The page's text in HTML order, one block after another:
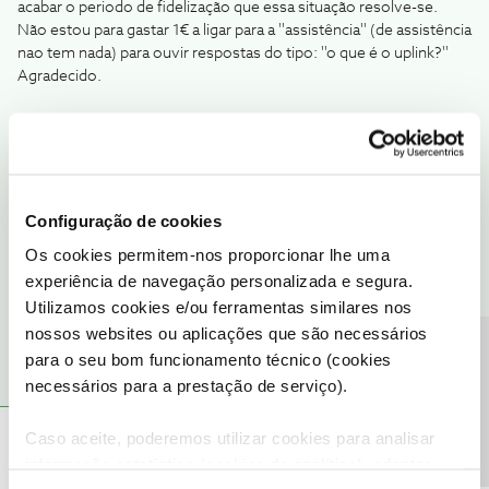
Configuração de cookies
Os cookies permitem-nos proporcionar lhe uma
experiência de navegação personalizada e segura.
Utilizamos cookies e/ou ferramentas similares nos
nossos websites ou aplicações que são necessários
para o seu bom funcionamento técnico (cookies
necessários para a prestação de serviço).
Caso aceite, poderemos utilizar cookies para analisar
acabar o periodo de fidelização que essa situação resolve-se.
Não estou para gastar 1€ a ligar para a ''assistência'' (de assistência
nao tem nada) para ouvir respostas do tipo: ''o que é o uplink?''
Agradecido.
técnico.
1 pessoa gostou
C Carlos Artur Soares Coelho AUTOR Forum|Forum|9 years ago